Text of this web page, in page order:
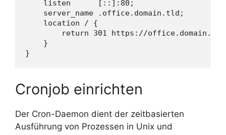
    listen      [::]:80;
    server_name .office.domain.tld;
    location / {
return 301 https://
    }
}
Cronjob einrichten
Der Cron-Daemon dient der zeitbasierten
Ausführung von Prozessen in Unix und